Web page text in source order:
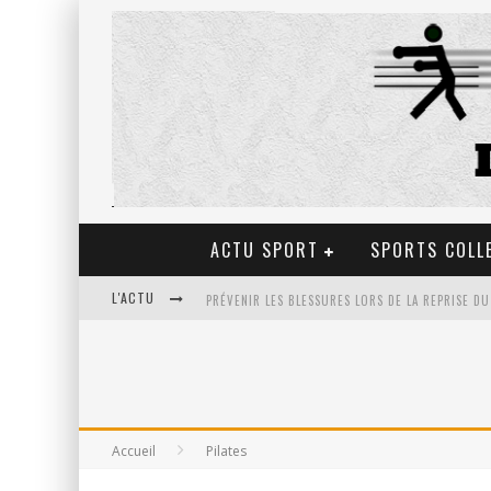
ACTU SPORT SPORTS
L'ACTU
LES BIENFAITS DU TIR À L’ARC POUR LA SANTÉ
Accueil Pilates